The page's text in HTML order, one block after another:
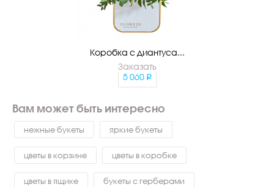
Коробка с диантуса...
Заказать
5 060
Вам может быть интересно
нежные букеты яркие букеты
цветы в корзине цветы в коробке
цветы в ящике букеты с герберами